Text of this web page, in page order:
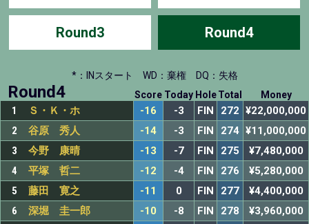
Round3 Round4
*：INスタート WD：棄権 DQ：失格
Round4 Score Today Hole Total Money
1 Ｓ・Ｋ・ホ -16 -3 FIN 272 ¥22,000,000
2
谷原 秀人 -14 -3 FIN 274 ¥11,000,000
3
今野 康晴 -13 -7 FIN 275
¥7,480,000
4
平塚 哲二 -12 -4 FIN 276
¥5,280,000
5
藤田 寛之 -11 0 FIN 277
¥4,400,000
6
深堀 圭一郎 -10 -8 FIN 278
¥3,960,000